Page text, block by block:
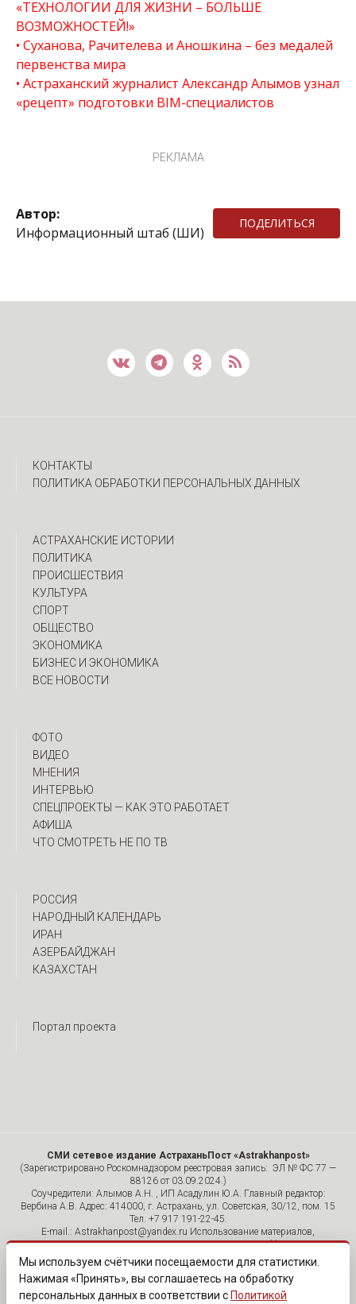
«ТЕХНОЛОГИИ ДЛЯ ЖИЗНИ – БОЛЬШЕ
ВОЗМОЖНОСТЕЙ!»
Суханова, Рачителева и Аношкина – без медалей
первенства мира
Астраханский журналист Александр Алымов узнал
«рецепт» подготовки BIM-специалистов
РЕКЛАМА
Автор:
Информационный штаб (ШИ)
ПОДЕЛИТЬСЯ
КОНТАКТЫ
ПОЛИТИКА ОБРАБОТКИ ПЕРСОНАЛЬНЫХ ДАННЫХ
АСТРАХАНСКИЕ ИСТОРИИ
ПОЛИТИКА
ПРОИСШЕСТВИЯ
КУЛЬТУРА
СПОРТ
ОБЩЕСТВО
ЭКОНОМИКА
БИЗНЕС И ЭКОНОМИКА
ВСЕ НОВОСТИ
ФОТО
ВИДЕО
МНЕНИЯ
ИНТЕРВЬЮ
CПЕЦПРОЕКТЫ — КАК ЭТО РАБОТАЕТ
АФИША
ЧТО СМОТРЕТЬ НЕ ПО ТВ
РОССИЯ
НАРОДНЫЙ КАЛЕНДАРЬ
ИРАН
АЗЕРБАЙДЖАН
КАЗАХСТАН
Портал проекта
СМИ сетевое издание АстраханьПост «Astrakhanpost»
(Зарегистрировано Роскомнадзором реестровая запись: ЭЛ № ФС 77 —
88126 от 03.09.2024.)
Соучредители: Алымов А.Н. , ИП Асадулин Ю.А. Главный редактор:
Вербина А.В. Адрес: 414000, г. Астрахань, ул. Советская, 30/12, пом. 15
Тел. +7 917 191-22-45.
E-mail.: Astrakhanpost@yandex.ru Использование материалов,
размещенных на страницах сетевого издания «Astrakhanpost»,
допускается исключительно с указанием источника и публикацией
активной гиперссылки на портал Astrakhanpost.ru. Комментарии
читателей сайта размещаются без предварительного редактирования.
Редакция оставляет за собой право удалить их с сайта или
Мы используем счётчики посещаемости для статистики.
Нажимая «Принять», вы соглашаетесь на обработку
персональных данных в соответствии с Политикой